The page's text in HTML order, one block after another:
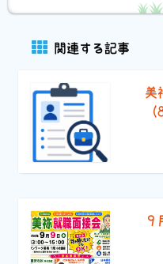
関連する記事
美
９